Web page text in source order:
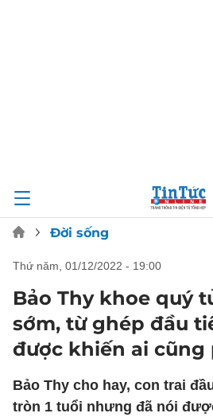
Đời sống
thứ năm, 01/12/2022 - 19:00
Bảo Thy khoe quý
sớm, từ ghép đầu
được khiến ai cũng
Bảo Thy cho hay, con trai
tròn 1 tuổi nhưng đã nói